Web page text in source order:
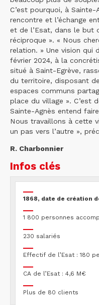
C’est pourquoi, à Sainte-
rencontre et l’échange
et de l’Esat, dans le but
réciproque ». « Nous
relation. » Une vision qui
février 2024, à la
situé à Saint-Egrève,
du territoire, disposant
espaces communs
place du village ». C’est
Sainte-Agnès entend
Nous travaillons à cette
un pas vers l’autre »,
R. Charbonnier
Infos clés
1868, date de création
1 800 personnes
230 salariés
Effectif de l’Esat : 180
CA de l’Esat : 4,6 M€
Plus de 80 clients